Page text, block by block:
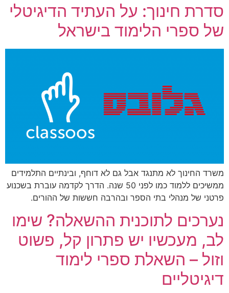
סדרת חינוך: על העתיד הדיגיטלי
של ספרי הלימוד בישראל
משרד החינוך לא מתנגד אבל גם לא דוחף, ובינתיים התלמידים
ממשיכים ללמוד כמו לפני 50 שנה. הדרך לקדמה עוברת בשכנוע
פרטני של מנהלי בתי הספר ובהרבה חששות של ההורים.
נערכים לתוכנית ההשאלה? שימו
לב, מעכשיו יש פתרון קל, פשוט
וזול – השאלת ספרי לימוד
דיגיטליים